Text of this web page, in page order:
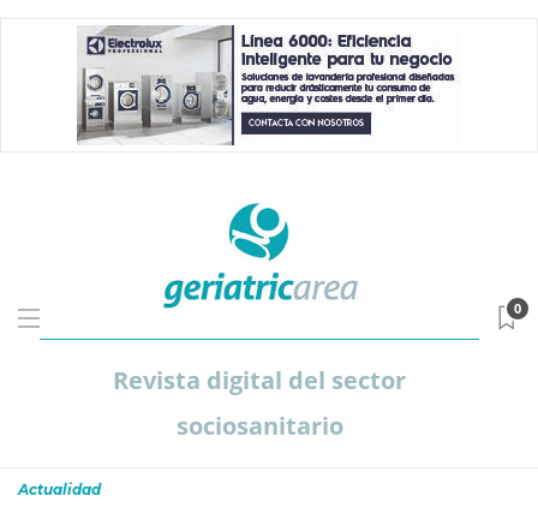
Revista digital del sector
sociosanitario
0
Actualidad